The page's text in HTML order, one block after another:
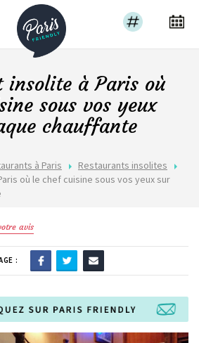
à Paris
Restaurants insolites
où le chef cuisine sous vos yeux sur
insolite à Paris où
sous vos yeux
chauffante
avis
: